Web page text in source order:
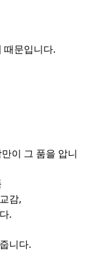
때문입니다.
이 그 품을 압니
감,
.
니다.